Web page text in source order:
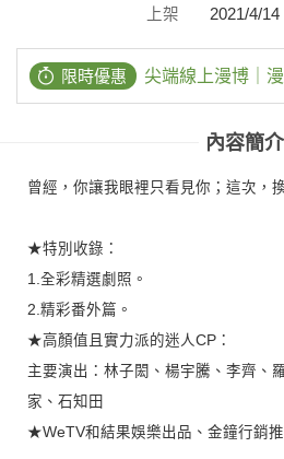
上架
2021/4/14
限時優惠 尖端線上漫博｜
內容簡介
曾經，你讓我眼裡只看見你；這次，
★特別收錄：
1.全彩精選劇照。
2.精彩番外篇。
★高顏值且實力派的迷人CP：
主要演出：林子閎、楊宇騰、李齊、
家、石知田
★WeTV和結果娛樂出品、金鐘行銷